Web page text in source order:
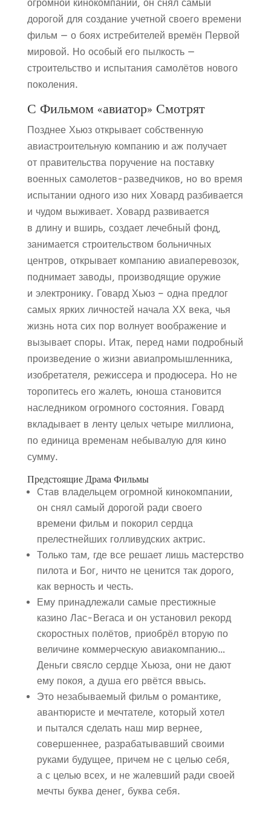
огромной кинокомпании, он снял самый
дорогой для создание учетной своего времени
фильм — о боях истребителей времён Первой
мировой. Но особый его пылкость —
строительство и испытания самолётов нового
поколения.
С Фильмом «авиатор» Смотрят
Позднее Хьюз открывает собственную
авиастроительную компанию и аж получает
от правительства поручение на поставку
военных самолетов-разведчиков, но во время
испытании одного изо них Ховард разбивается
и чудом выживает. Ховард развивается
в длину и вширь, создает лечебный фонд,
занимается строительством больничных
центров, открывает компанию авиаперевозок,
поднимает заводы, производящие оружие
и электронику. Говард Хьюз – одна предлог
самых ярких личностей начала ХХ века, чья
жизнь нота сих пор волнует воображение и
вызывает споры. Итак, перед нами подробный
произведение о жизни авиапромышленника,
изобретателя, режиссера и продюсера. Но не
торопитесь его жалеть, юноша становится
наследником огромного состояния. Говард
вкладывает в ленту целых четыре миллиона,
по единица временам небывалую для кино
сумму.
Предстоящие Драма Фильмы
Став владельцем огромной кинокомпании,
он снял самый дорогой ради своего
времени фильм и покорил сердца
прелестнейших голливудских актрис.
Только там, где все решает лишь мастерство
пилота и Бог, ничто не ценится так дорого,
как верность и честь.
Ему принадлежали самые престижные
казино Лас-Вегаса и он установил рекорд
скоростных полётов, приобрёл вторую по
величине коммерческую авиакомпанию…
Деньги свясло сердце Хьюза, они не дают
ему покоя, а душа его рвётся ввысь.
Это незабываемый фильм о романтике,
авантюристе и мечтателе, который хотел
и пытался сделать наш мир вернее,
совершеннее, разрабатывавший своими
руками будущее, причем не с целью себя,
а с целью всех, и не жалевший ради своей
мечты буква денег, буква себя.